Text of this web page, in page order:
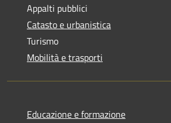
Appalti pubblici
Catasto e urbanistica
Turismo
Mobilità e trasporti
Educazione e formazione